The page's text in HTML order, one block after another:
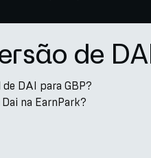
de
DAI para GBP?
na EarnPark?